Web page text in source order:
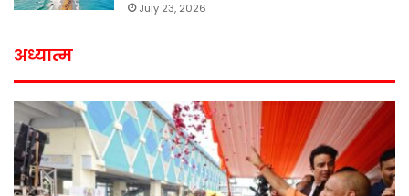
July 23, 2026
अध्यात्म